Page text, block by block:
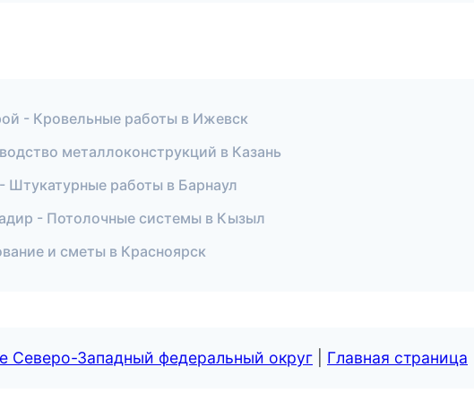
- Кровельные работы в Ижевск
металлоконструкций в Казань
работы в Барнаул
- Потолочные системы в Кызыл
и сметы в Красноярск
Северо-Западный федеральный округ Главная страница